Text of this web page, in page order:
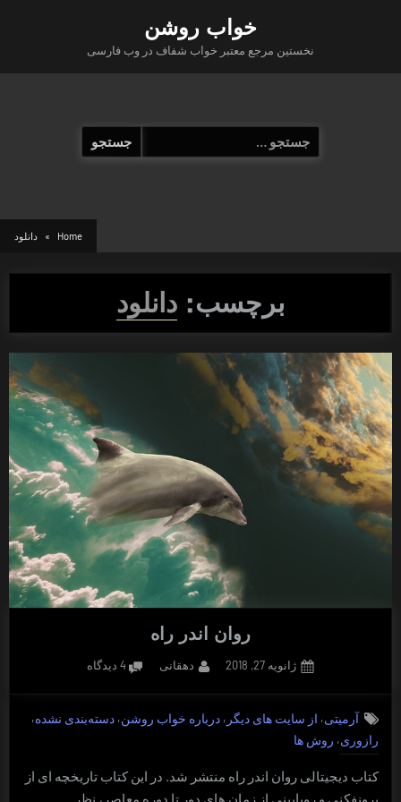
خواب روشن
نخستین مرجع معتبر خواب شفاف در وب فارسی
جستجو
برای:
Home دانلود
برچسب:دانلود
روان اندر راه
Posted
ژانویه 27, 2018 By
دهقانی 4 دیدگاه
راه
آرمیتی, از سایت های دیگر ,درباره خواب روشن,دسته‌بندی نشده,
رازوری, روش ها
کتاب دیجیتالی روان اندر راه منتشر شد. در این کتاب تاریخچه ای از
برونفکنی و رویابینی از زمان های دور تا دوره معاصر، نظر